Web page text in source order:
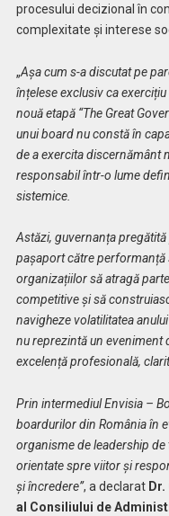
procesului decizional în
complexitate și interese
„Așa cum s-a discutat pe
înțelese exclusiv ca
nouă etapă “The Great
unui board nu constă în
de a exercita discernământ
responsabil într-o lume
sistemice.
Astăzi, guvernanța
pașaport către
organizațiilor să atragă
competitive și să
navigheze volatilitatea
nu reprezintă un eveniment
excelență profesională,
Prin intermediul Envisia –
boardurilor din România în
organisme de leadership
orientate spre viitor și
și încredere”, a declaratDr.
al Consiliului de